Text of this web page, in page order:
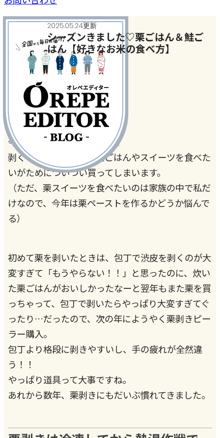
2025.05.24更新
シーズンきました♡栗ごはん＆鮭ご
はん【好きなお米の食べ方】
今月のテーマ
今年もきました栗の季節！！
剥くのは大変だけど、栗ごはんやスイーツを食べた
いがためについつい買ってしまいます。
（ただ、栗スイーツを食べたいのは家族の中で私だ
けなので、今年は栗ペーストを作るかどうか悩んで
る）
初めて栗を剥いたときは、包丁で渋皮を剥くのが大
変すぎて「もうやらない！！」と思ったのに、炊い
た栗ごはんがおいしかったなーと翌年もまた栗を買
っちゃって、包丁で剥いたらやっぱり大変すぎてぐ
ったり…だったので、次の年にようやく栗剥きピー
ラー購入。
包丁より格段に剥きやすいし、手の疲れが全然違
う！！
やっぱり道具って大事ですね。
あれから数年、栗剥きにもだいぶ慣れてきました。